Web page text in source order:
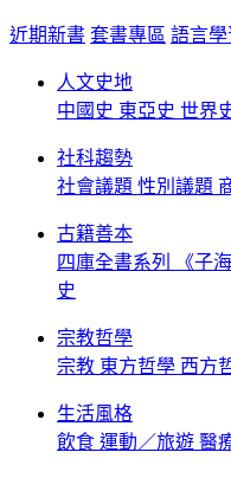
近期新書 套書專區 語言學
人文史地
中國史 東亞史 世界
社科趨勢
社會議題 性別議題
古籍善本
四庫全書系列
《子
史
宗教哲學
宗教 東方哲學 西方
生活風格
飲食 運動／旅遊 醫